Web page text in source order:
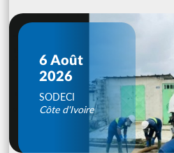
6 Août
2026
SODECI
Côte d'Ivoire